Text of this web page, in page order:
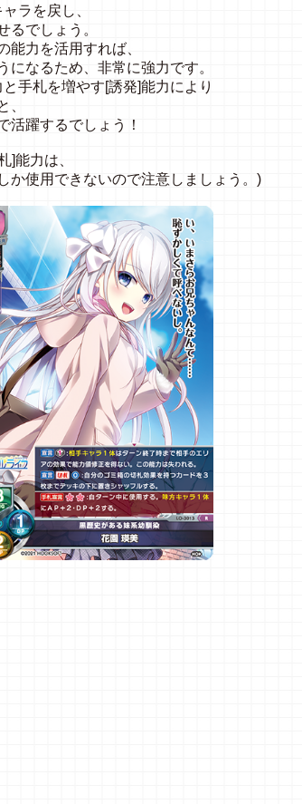
ラを戻し、
るでしょう。
能力を活用すれば、
なるため、非常に強力です。
手札を増やす[誘発]能力により
、
活躍するでしょう！
]能力は、
か使用できないので注意しましょう。)